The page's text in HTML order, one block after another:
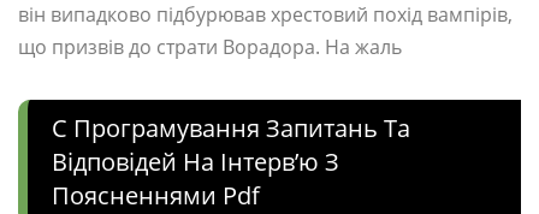
він випадково підбурював хрестовий похід вампірів,
що призвів до страти Ворадора. На жаль
C Програмування Запитань Та
Відповідей На Інтерв’ю З
Поясненнями Pdf